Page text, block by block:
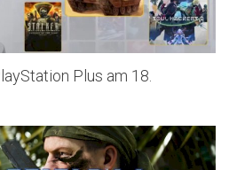
Plus am 18.